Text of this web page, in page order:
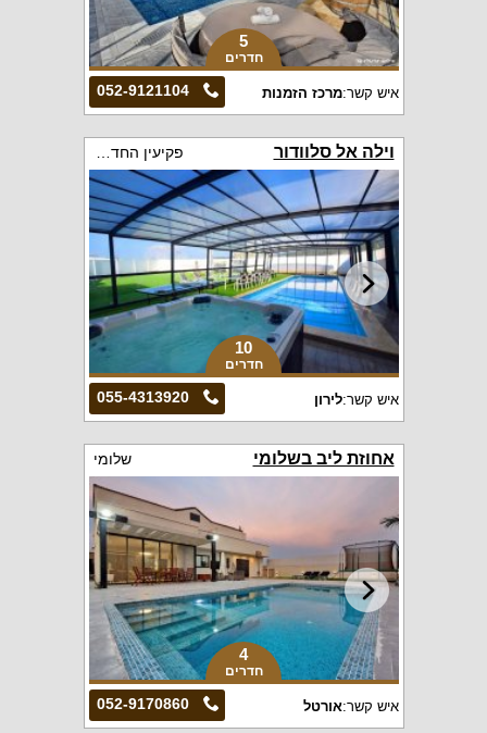
5
חדרים
052-9121104 איש קשר:מרכז הזמנות
וילה אל סלוודור
10
חדרים
055-4313920 איש קשר:לירון
אחוזת ליב בשלומי שלומי
4
חדרים
052-9170860 איש קשר:אורטל